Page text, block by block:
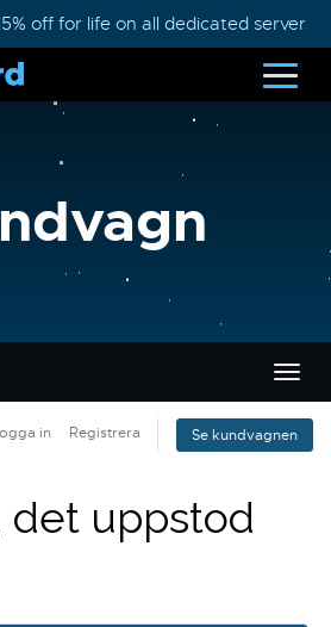
off for life on all dedicated servers
Växla
in Registrera Se kundvagnen
det uppstod